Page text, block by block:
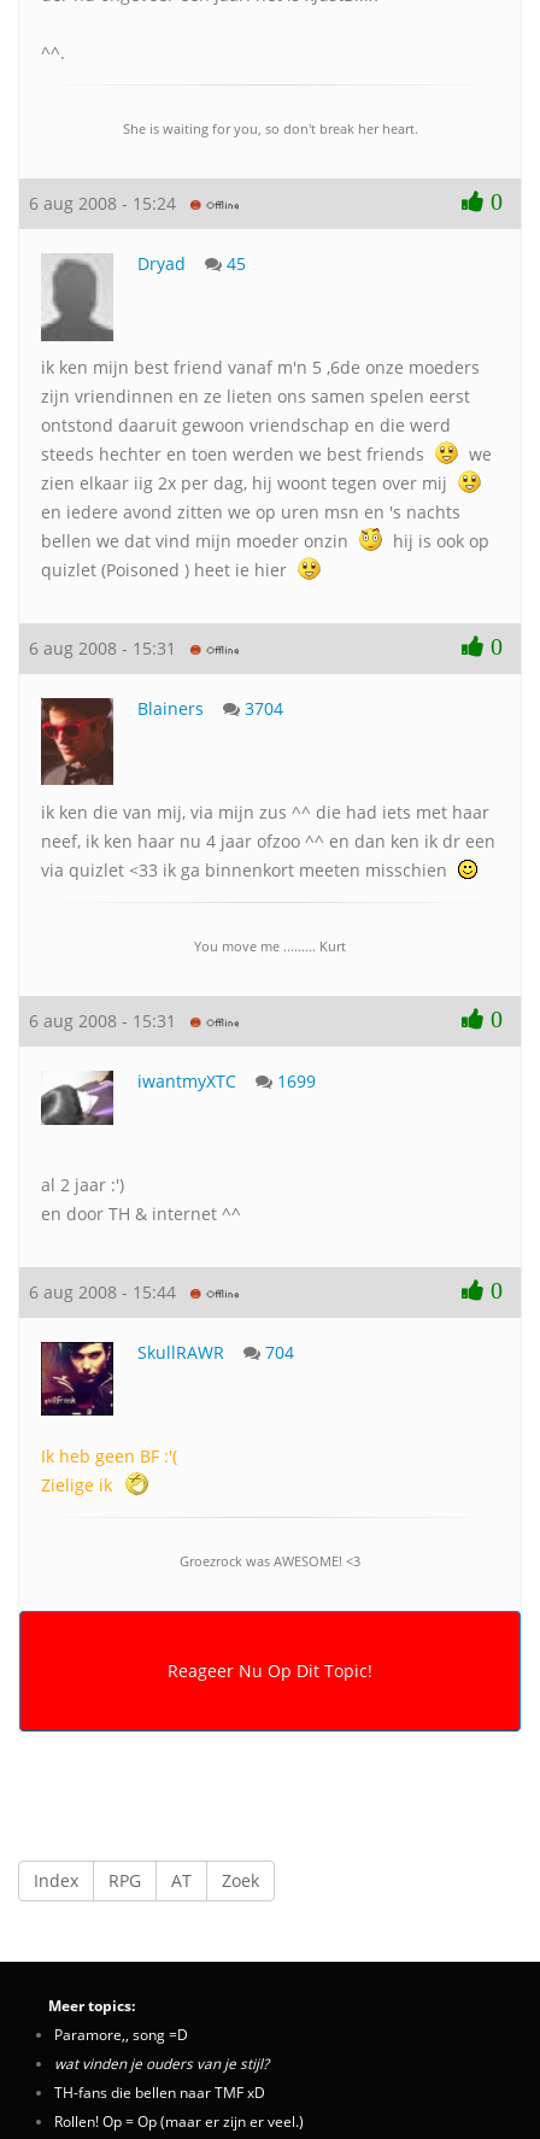
^^.
She is waiting for you, so don't break her heart.
6 aug 2008 - 15:24 0
Dryad 45
ik ken mijn best friend vanaf m'n 5 ,6de onze moeders
zijn vriendinnen en ze lieten ons samen spelen eerst
ontstond daaruit gewoon vriendschap en die werd
steeds hechter en toen werden we best friends
we
zien elkaar iig 2x per dag, hij woont tegen over mij
en iedere avond zitten we op uren msn en 's nachts
bellen we dat vind mijn moeder onzin
hij is ook op
quizlet (Poisoned ) heet ie hier
6 aug 2008 - 15:31 0
Blainers 3704
ik ken die van mij, via mijn zus ^^ die had iets met haar
neef, ik ken haar nu 4 jaar ofzoo ^^ en dan ken ik dr een
via quizlet <33 ik ga binnenkort meeten misschien
You move me ......... Kurt
6 aug 2008 - 15:31 0
iwantmyXTC 1699
al 2 jaar :')
en door TH & internet ^^
6 aug 2008 - 15:44 0
SkullRAWR 704
Ik heb geen BF :'(
Zielige ik
Groezrock was AWESOME! <3
Index RPG AT Zoek
Meer topics:
Paramore,, song =D
wat vinden je ouders van je stijl?
TH-fans die bellen naar TMF xD
Rollen! Op = Op (maar er zijn er veel.)